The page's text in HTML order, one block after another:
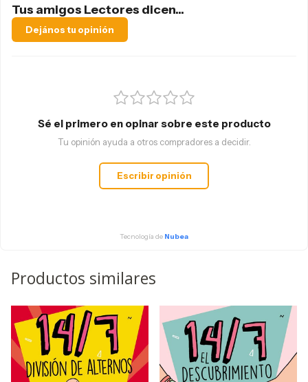
Tus amigos Lectores dicen...
Dejános tu opinión
Sé el primero en opinar sobre este producto
Tu opinión ayuda a otros compradores a decidir.
Escribir opinión
Tecnología de Nubea
Productos similares